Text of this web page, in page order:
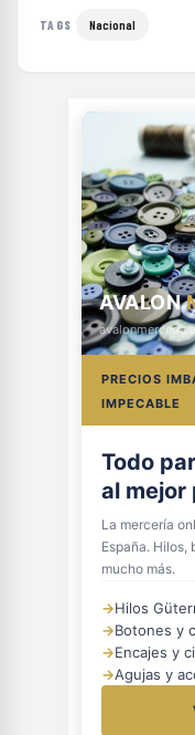
TAGS Nacional
AVALON
PRECIOS
IMPECABLE
Todo
al mejor
La mercería
España. Hilos,
mucho más.
→Hilos
→Botones y
→Encajes y
→Agujas y